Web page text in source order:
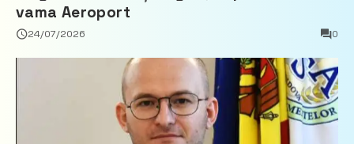
vama Aeroport
24/07/2026 0